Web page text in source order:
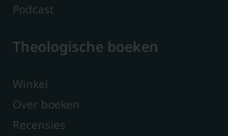
Podcast
Theologische boeken
Winkel
Over boeken
Recensies